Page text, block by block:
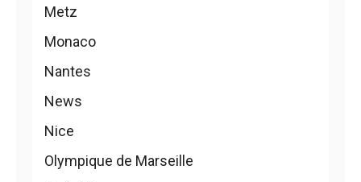
Metz
Monaco
Nantes
News
Nice
Olympique de Marseille